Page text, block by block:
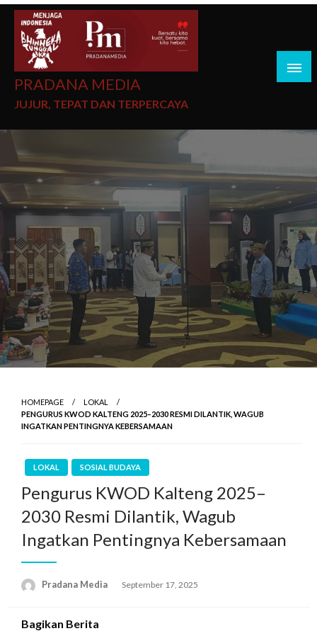
PRADANA MEDIA
JUJUR, TEPAT DAN TERPERCAYA
HOMEPAGE
LOKAL
PENGURUS KWOD KALTENG 2025–2030 RESMI DILANTIK, WAGUB
INGATKAN PENTINGNYA KEBERSAMAAN
LOKAL SOSIAL BUDAYA
Pengurus KWOD Kalteng 2025–
2030 Resmi Dilantik, Wagub
Ingatkan Pentingnya Kebersamaan
Pradana Media September 17, 2025
Bagikan Berita